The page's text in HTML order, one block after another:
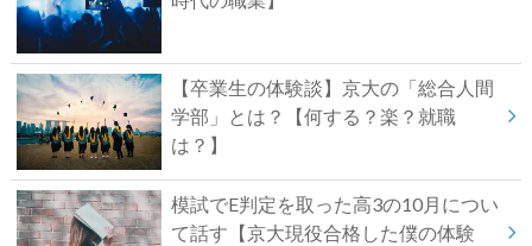
【卒業生の体験談】京大の「総合人間
学部」とは？【何する？楽？就職
は？】
模試でE判定を取った高3の10月につい
て話す【京大現役合格した僕の体験